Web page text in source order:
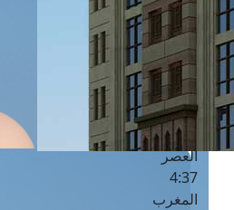
الفجر
4 :42
الشروق
6 :18
الظهر
العصر
4:37
المغرب